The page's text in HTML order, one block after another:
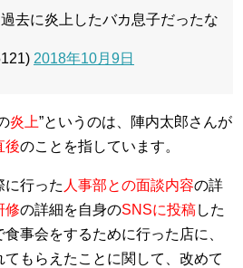
去に炎上したバカ息子だったな
2018年10月9日
炎上”というのは、陣内太郎さんが
後のことを指しています。
に行った 人事部との面談内容の詳
修の詳細を自身のSNSに投稿した
事会をするために行った店に、
もらえたことに関して、改めて